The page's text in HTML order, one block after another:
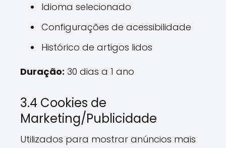
Idioma selecionado
Configurações de acessibilidade
Histórico de artigos lidos
Duração: 30 dias a 1 ano
3.4 Cookies de
Marketing/Publicidade
Utilizados para mostrar anúncios mais